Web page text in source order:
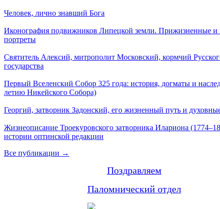
Человек, лично знавший Бога
Иконография подвижников Липецкой земли. Прижизненные и
портреты
Святитель Алексий, митрополит Московский, кормчий
государства
Первый Вселенский Собор 325 года: история, догматы и
летию Никейского Собора)
Георгий, затворник Задонский, его жизненный путь и
Жизнеописание Троекуровского затворника Илариона
истории оптинской редакции
Все публикации →
Поздравляем
Паломнический отдел